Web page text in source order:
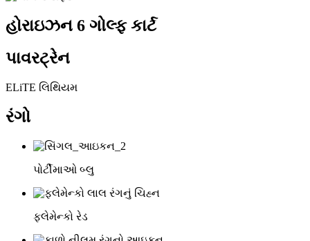
હોરાઇઝન 6 ગોલ્ફ કાર્ટ
પાવરટ્રેન
ELiTE લિથિયમ
રંગો
પોર્ટીમાઓ બ્લુ
ફ્લેમેન્કો રેડ